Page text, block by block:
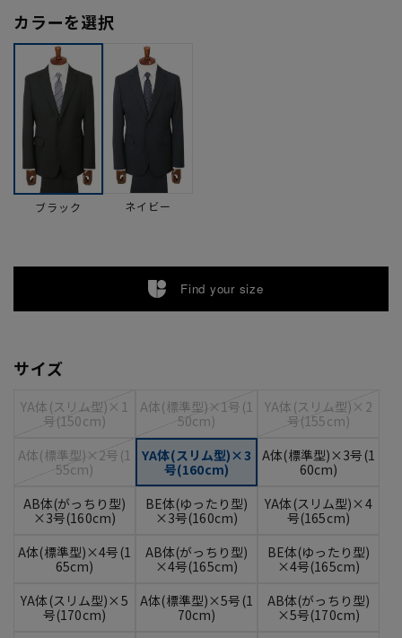
カラーを選択
ブラック ネイビー
Find your size
サイズ
YA体(スリム型)×1
号(150cm)
A体(標準型)×1号(1
50cm)
YA体(スリム型)×2
号(155cm)
A体(標準型)×2号(1
55cm)
YA体(スリム型)×3
号(160cm)
A体(標準型)×3号(1
60cm)
AB体(がっちり型)
×3号(160cm)
BE体(ゆったり型)
×3号(160cm)
YA体(スリム型)×4
号(165cm)
A体(標準型)×4号(1
65cm)
AB体(がっちり型)
×4号(165cm)
BE体(ゆったり型)
×4号(165cm)
YA体(スリム型)×5
号(170cm)
A体(標準型)×5号(1
70cm)
AB体(がっちり型)
×5号(170cm)